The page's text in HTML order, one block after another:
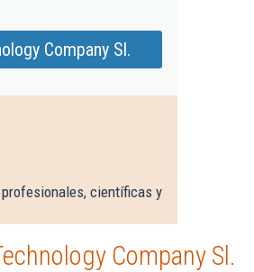
Company Sl.
científicas y
Company Sl.